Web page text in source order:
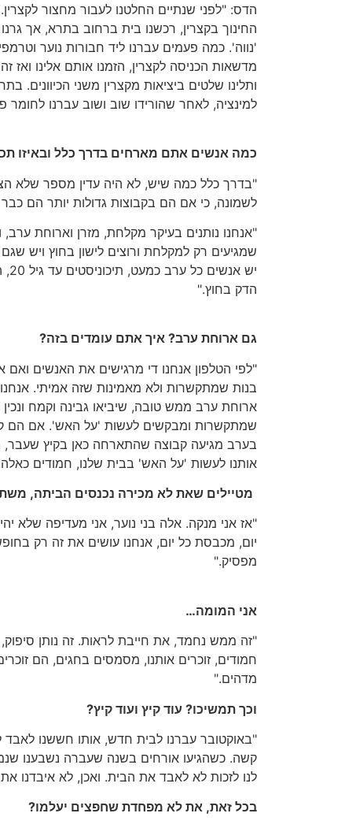
הדס: "לפני שנתיים החלטנו לעבור מחצור
החינוך בקצרין, רכשנו בית ברחוב בתרא, אך
'נווה'. כמה פעמים עברנו ליד חבורות נוער
מדשאות הכניסה לקצרין, הזמנו אותם אלינו ואז
ותלינו שלטים ביציאות מקצרין משני הכיוונים.
למינציה, לאחר שהורידו שוב ושוב עברנו לחומר
כמה אנשים אתם מארחים בדרך כלל ובאיזו
"בדרך כלל כמה שיש, לא היה עדין מספר שלא
לשמונה, כי אם הם בקבוצות גדולות יותר הם כבר
"אנחנו נותנים בעיקר מקלחת, מזרן וארוחת
שמגיעים רק למקלחת ורוצים לישון בחוץ ויש
יש
הדק בחוץ."
גם ארוחת ערב? איך אתם עומדים בזה?
"לפי הטלפון אנחנו די מרגישים את האנשים
בנות שמתקשרות ולא מאמינות שזה אמיתי.
ארוחת ערב ממש טובה, שיביאו גבינה וקמח
שמתקשרות ומבקשים לעשות 'על האש'. אם הם
בערב מגיעה קבוצה שהתארחה כאן בקיץ שעבר,
אותנו לעשות 'על האש' בבית שלנו, חמודים
מטיילים שאת לא מכירה נכנסים הביתה,
"אז אני מנקה. אלה בני נוער, אני מעדיפה שלא
יום, מכבסת כל יום, אנחנו עושים את זה רק
מפסיק."
אני המומה…
"זה ממש נחמד, את חייבת לראות. זה נותן
חמודים, זוכרים אותנו, מסמסים בחגים, הם
מדהים."
וכך תמשיכו? עוד קיץ ועוד קיץ?
"באוקטובר עברנו לבית חדש, אותו חששנו
קשה. כשהגיעו אורחים בשנה שעברה נשבענו
לנו לזכות לא לאבד את הבית. ואכן, לא איבדנו
בכל זאת, את לא מפחדת שחפצים יעלמו?